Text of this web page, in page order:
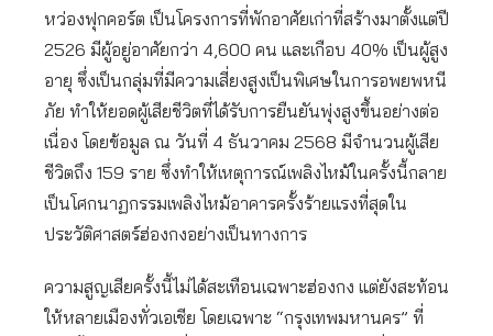
หว่องฟุกคอร์ต เป็นโครงการที่พักอาศัยเก่าที่สร้างมาตั้งแต่ปี
2526 มีผู้อยู่อาศัยกว่า 4,600 คน และเกือบ 40% เป็นผู้สูง
อายุ ซึ่งเป็นกลุ่มที่มีความเสี่ยงสูงเป็นพิเศษในการอพยพหนี
ภัย ทำให้ยอดผู้เสียชีวิตที่ได้รับการยืนยันพุ่งสูงขึ้นอย่างต่อ
เนื่อง โดยข้อมูล ณ วันที่ 4 ธันวาคม 2568 มีจำนวนผู้เสีย
ชีวิตถึง 159 ราย ซึ่งทำให้เหตุการณ์เพลิงไหม้ในครั้งนี้กลาย
เป็นโศกนาฏกรรมเพลิงไหม้อาคารครั้งร้ายแรงที่สุดใน
ประวัติศาสตร์ฮ่องกงอย่างเป็นทางการ
ความสูญเสียครั้งนี้ไม่ได้สะเทือนเฉพาะฮ่องกง แต่ยังสะท้อน
ให้หลายเมืองทั่วเอเชีย โดยเฉพาะ “กรุงเทพมหานคร” ที่